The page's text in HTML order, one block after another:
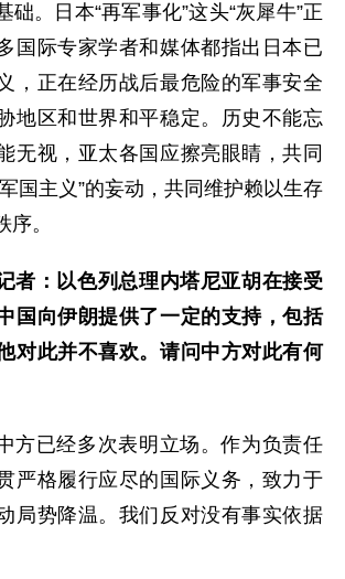
础。日本“再军事化”这头“灰犀牛”正
国际专家学者和媒体都指出日本已
，正在经历战后最危险的军事安全
地区和世界和平稳定。历史不能忘
无视，亚太各国应擦亮眼睛，共同
国主义”的妄动，共同维护赖以生存
。
者：以色列总理内塔尼亚胡在接受
国向伊朗提供了一定的支持，包括
对此并不喜欢。请问中方对此有何
方已经多次表明立场。作为负责任
严格履行应尽的国际义务，致力于
局势降温。我们反对没有事实依据